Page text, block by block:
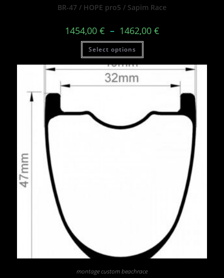
BR-47 / HOPE pro5 / Sapim Race
1454,00 € – 1462,00 €
Select options
montage custom beachrace